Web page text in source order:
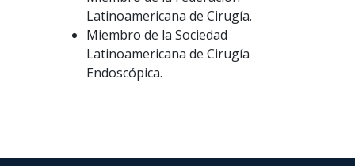
Latinoamericana de Cirugía.
Miembro de la Sociedad
Latinoamericana de Cirugía
Endoscópica.